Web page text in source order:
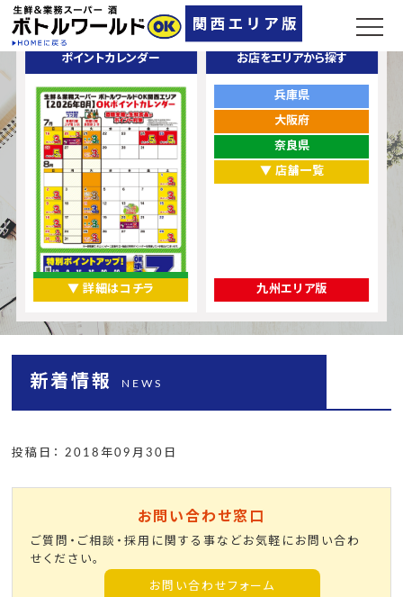
ポイントカレンダー
▼ 詳細はコチラ
お店をエリアから探す
兵庫県
大阪府
奈良県
▼ 店舗一覧
九州エリア版
新着情報 NEWS
投稿日： 2018年09月30日
お問い合わせ窓口
ご質問・ご相談・採用に関する事などお気軽にお問い合わ
せください。
お問い合わせフォーム